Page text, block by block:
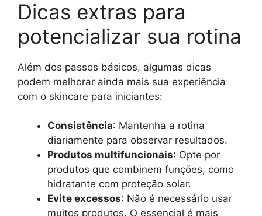
Dicas extras para
potencializar sua rotina
Além dos passos básicos, algumas dicas
podem melhorar ainda mais sua experiência
com o skincare para iniciantes:
Consistência: Mantenha a rotina
diariamente para observar resultados.
Produtos multifuncionais: Opte por
produtos que combinem funções, como
hidratante com proteção solar.
Evite excessos: Não é necessário usar
muitos produtos. O essencial é mais